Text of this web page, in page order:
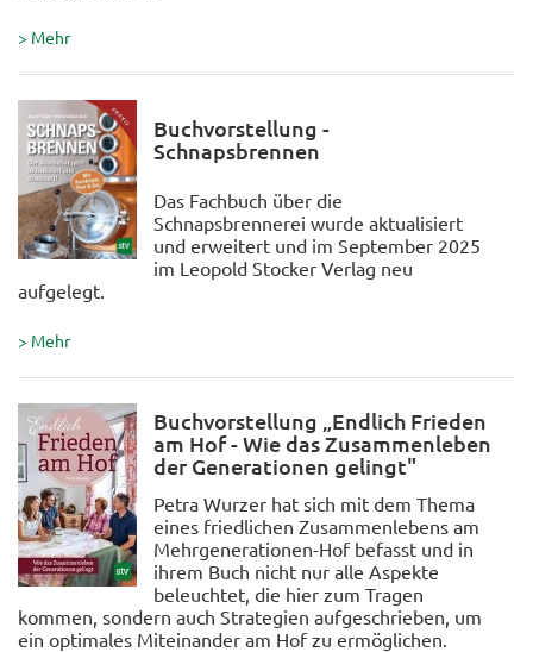
> Mehr
Buchvorstellung -
Schnapsbrennen
Das Fachbuch über die
Schnapsbrennerei wurde aktualisiert
und erweitert und im September 2025
im Leopold Stocker Verlag neu
aufgelegt.
> Mehr
Buchvorstellung „Endlich Frieden
am Hof - Wie das Zusammenleben
der Generationen gelingt"
Petra Wurzer hat sich mit dem Thema
eines friedlichen Zusammenlebens am
Mehrgenerationen-Hof befasst und in
ihrem Buch nicht nur alle Aspekte
beleuchtet, die hier zum Tragen
kommen, sondern auch Strategien aufgeschrieben, um
ein optimales Miteinander am Hof zu ermöglichen.